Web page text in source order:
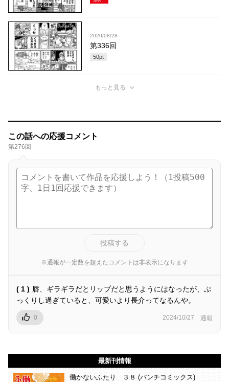
2020/08/28
第336回
50pt
もっと見る
この話への応援コメント
第276回
投稿する
※通報が一定数を超えたコメントは非表示になります
( 1 ) 唇、ギラギラだとリップだと思うようにはなったが、ぷ
っくりし過ぎていると、可愛いより長介ってなるんや。
0 2024/10/27 通報
最新刊情報
働かないふたり ３８ (バンチコミックス)